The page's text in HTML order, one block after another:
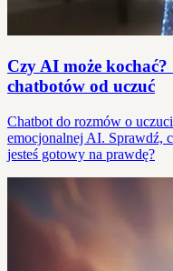
Czy AI może
chatbotów od uczuć
Chatbot do rozmów o
emocjonalnej AI. Sprawdź,
jesteś gotowy na prawdę?